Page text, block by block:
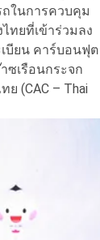
ถในการควบคุม
ทยที่เข้าร่วมลง
เบียน คาร์บอนฟุต
ซเรือนกระจก
(CAC – Thai